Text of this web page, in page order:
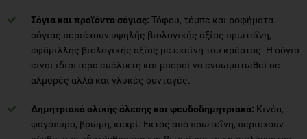
Σόγια και προϊόντα σόγιας: Τόφου, τέμπε και ροφήματα
σόγιας περιέχουν υψηλής βιολογικής αξίας πρωτεΐνη,
εφάμιλλης βιολογικής αξίας με εκείνη του κρέατος. Η σόγια
είναι ιδιαίτερα ευέλικτη και μπορεί να ενσωματωθεί σε
αλμυρές αλλά και γλυκές συνταγές.
Δημητριακά ολικής άλεσης και ψευδοδημητριακά: Κινόα,
φαγόπυρο, βρώμη, κεχρί. Εκτός από πρωτεΐνη, περιέχουν